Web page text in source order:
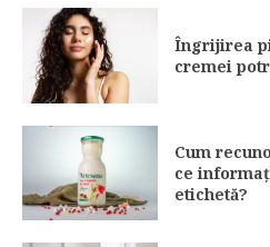
Îngrijirea
cremei
Cum
ce
etichetă?